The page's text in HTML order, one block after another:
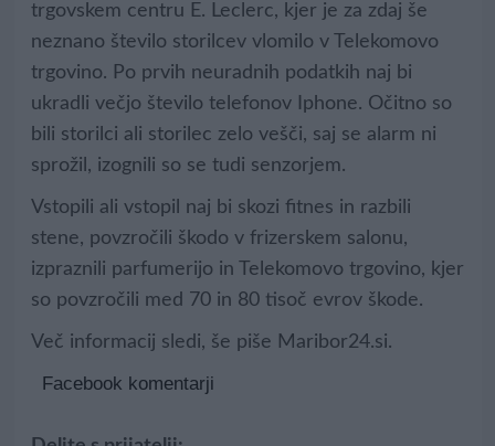
trgovskem centru E. Leclerc, kjer je za zdaj še
neznano število storilcev vlomilo v Telekomovo
trgovino. Po prvih neuradnih podatkih naj bi
ukradli večjo število telefonov Iphone. Očitno so
bili storilci ali storilec zelo vešči, saj se alarm ni
sprožil, izognili so se tudi senzorjem.
Vstopili ali vstopil naj bi skozi fitnes in razbili
stene, povzročili škodo v frizerskem salonu,
izpraznili parfumerijo in Telekomovo trgovino, kjer
so povzročili med 70 in 80 tisoč evrov škode.
Več informacij sledi, še piše Maribor24.si.
Facebook komentarji